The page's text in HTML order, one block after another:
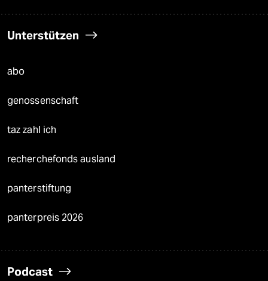
Unterstützen
abo
genossenschaft
taz zahl ich
recherchefonds ausland
panterstiftung
panterpreis 2026
Podcast